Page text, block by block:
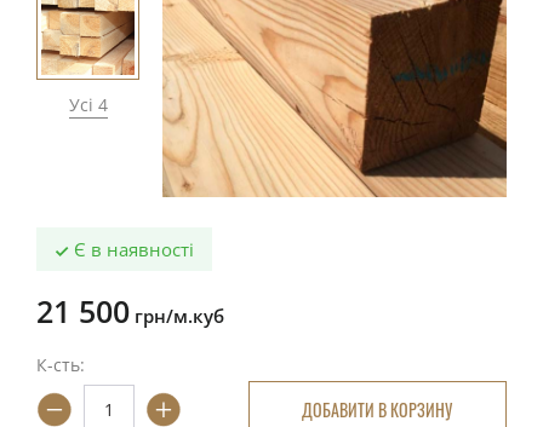
Усі 4
Є в наявності
21 500 грн/м.куб
К-сть:
ДОБАВИТИ В КОРЗИНУ